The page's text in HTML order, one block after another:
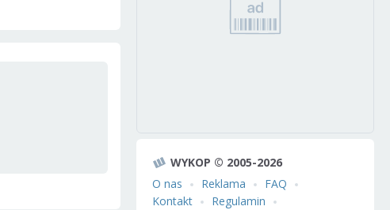
WYKOP © 2005-2026
O nas
Reklama
FAQ
Kontakt
Regulamin